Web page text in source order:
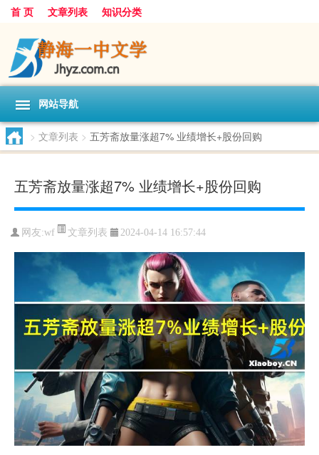
首 页 文章列表 知识分类
网站导航
> 文章列表 > 五芳斋放量涨超7% 业绩增长+股份回购
五芳斋放量涨超7% 业绩增长+股份回购
网友:wf 文章列表 2024-04-14 16:57:44